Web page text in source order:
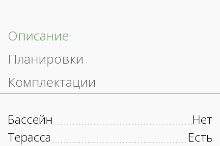
Описание
Планировки
Комплектации
Бассейн
Нет
Терасса
Есть